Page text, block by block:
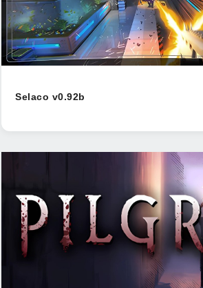
Selaco v0.92b